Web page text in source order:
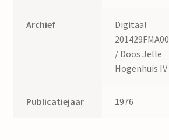
Archief
Digitaal
201429FMA002
/ Doos Jelle
Hogenhuis IV
Publicatiejaar 1976